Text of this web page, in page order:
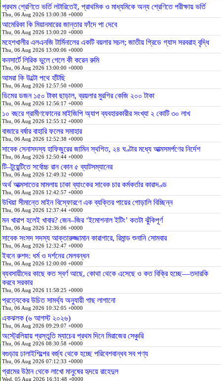
প্রথম শ্রেণিতে ভর্তি লটারিতেই, প্রাথমিক ও মাধ্যমিকে অন্য শ্রেণিতে পরীক্ষায় ভর্তি
Thu, 06 Aug 2026 13:00:38 +0000
আমেরিকা কি মিয়ানমারের জান্তার ফাঁদে পা দেবে
Thu, 06 Aug 2026 13:00:20 +0000
মহেশখালীর এলএনজি টার্মিনালের একটি বয়লার সচল; জাতীয় গ্রিডে গ্যাস সরবরাহ বৃদ্ধি
Thu, 06 Aug 2026 13:00:06 +0000
কনসার্টে লিরিক ভুলে গেলে কী করেন রুমি
Thu, 06 Aug 2026 13:00:00 +0000
আমরা কি উল্টো পথে হাঁটছি
Thu, 06 Aug 2026 12:57:50 +0000
ডিমের ডজন ১৫০ টাকা ছাড়াল, ব্রয়লার মুরগির কেজি ২০০ টাকা
Thu, 06 Aug 2026 12:56:17 +0000
১০ বছরে গ্রামীণফোনের মাইজিপি অ্যাপ ব্যবহারকারীর সংখ্যা ২ কোটি ৩০ লাখ
Thu, 06 Aug 2026 12:55:12 +0000
বাজারে বর্ষার বাহারি ফলের সমাহার
Thu, 06 Aug 2026 12:52:38 +0000
সাবেক সেনাসদস্য হাফিজুরের জামিন স্থগিত, ২৪ ঘণ্টার মধ্যে আত্মসমর্পণের নির্দেশ
Thu, 06 Aug 2026 12:50:44 +0000
টি–টুয়েন্টিতে সর্বোচ্চ রান কোন ৫ ব্যাটসম্যানের
Thu, 06 Aug 2026 12:49:32 +0000
অর্থ আত্মসাতের মামলায় ঢাকা ব্যাংকের সাবেক চার কর্মকর্তার কারাদণ্ড
Thu, 06 Aug 2026 12:42:57 +0000
উখিয়া সীমান্তে মাইন বিস্ফোরণে এক ব্যক্তির পায়ের গোড়ালি বিচ্ছিন্ন
Thu, 06 Aug 2026 12:37:44 +0000
মন খারাপ হলেই খাবার? জেন–জির ‘ইমোশনাল ইটিং’ কতটা ঝুঁকিপূর্ণ
Thu, 06 Aug 2026 12:36:06 +0000
সাবেক সংসদ সদস্য আক্তারুজ্জামান কারাগারে, রিমান্ড শুনানি সোমবার
Thu, 06 Aug 2026 12:32:47 +0000
ইবনে রুশদ: ধর্ম ও দর্শনের মেলবন্ধন
Thu, 06 Aug 2026 12:00:00 +0000
ব্যবসায়ীদের কাছে কত স্বর্ণ আছে, কোথা থেকে এসেছে ও কত বিক্রি হচ্ছে—তদারকি
করবে সরকার
Thu, 06 Aug 2026 11:58:25 +0000
প্রত্যেকের উচিত সামর্থ্য অনুযায়ী গাছ লাগানো
Thu, 06 Aug 2026 10:32:05 +0000
একঝলক (৬ আগস্ট ২০২৬)
Thu, 06 Aug 2026 09:29:07 +0000
অস্ট্রেলিয়ায় প্রস্তুতি ম্যাচের প্রথম দিনে মিরাজের সেঞ্চুরি
Thu, 06 Aug 2026 08:30:58 +0000
বগুড়ায় ঢালাইশিল্পের বর্জ্য থেকে হচ্ছে পরিবেশবান্ধব সব পণ্য
Thu, 06 Aug 2026 07:12:33 +0000
গ্রামের উঠান থেকে লাখো মানুষের হৃদয়ে রাহেদুল
Wed, 05 Aug 2026 16:31:48 +0000